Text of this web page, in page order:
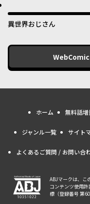
くる～
異世界おじさん
ホーム 無料話増
ジャンル一覧 サイト
よくあるご質問 / お問い合
ABJマークは、こ
コンテンツ使用
標（登録番号 第